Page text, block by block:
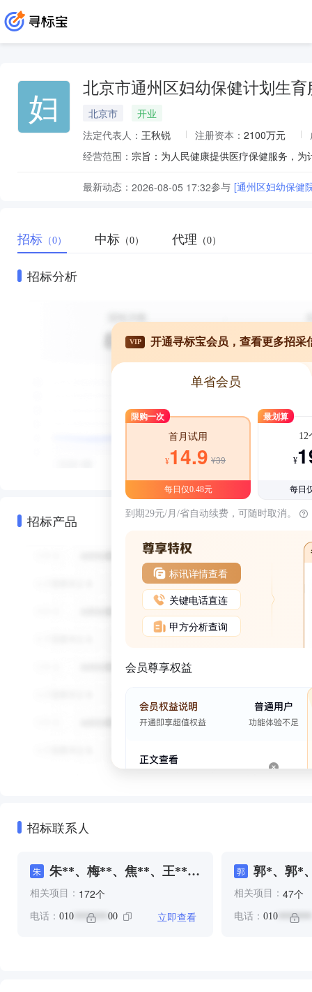
妇 北京市通州区妇幼保健计划生
北京市
开业
法定代表人： 王秋锐 注册资本： 2100万元
经营范围：
最新动态： 2026-08-05 17:32参与 [通州区妇幼保健
招标 （0） 中标 （0） 代理 （0）
招标分析
招标产品
VIP 开通寻标宝会员，查看更多招采
单省会员
限购一次
首月试用
¥14.9 ¥39
每日仅0.48元
最划算
12
¥
每日
到期29元/月/省自动续费，可随时取消。
标讯详情查看
关键电话直连
甲方分析查询
会员尊享权益
招标联系人
朱
朱**、梅**、焦**、王**、
董**、郭*、郭*、郭**、郭
**、黎**
相关项目： 172个
电话： 010 ******* 00 立即查看
郭 郭*、郭*
相关项目： 47个
电话： 010*******